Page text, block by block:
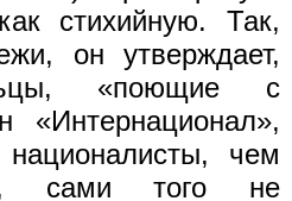
стихийную. Так,
он утверждает,
«поющие с
«Интернационал»,
чем
сами того не